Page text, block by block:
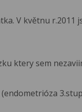
V květnu r.2011
ktery sem